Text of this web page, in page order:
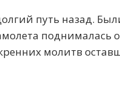
путь назад.
поднималась
молитв